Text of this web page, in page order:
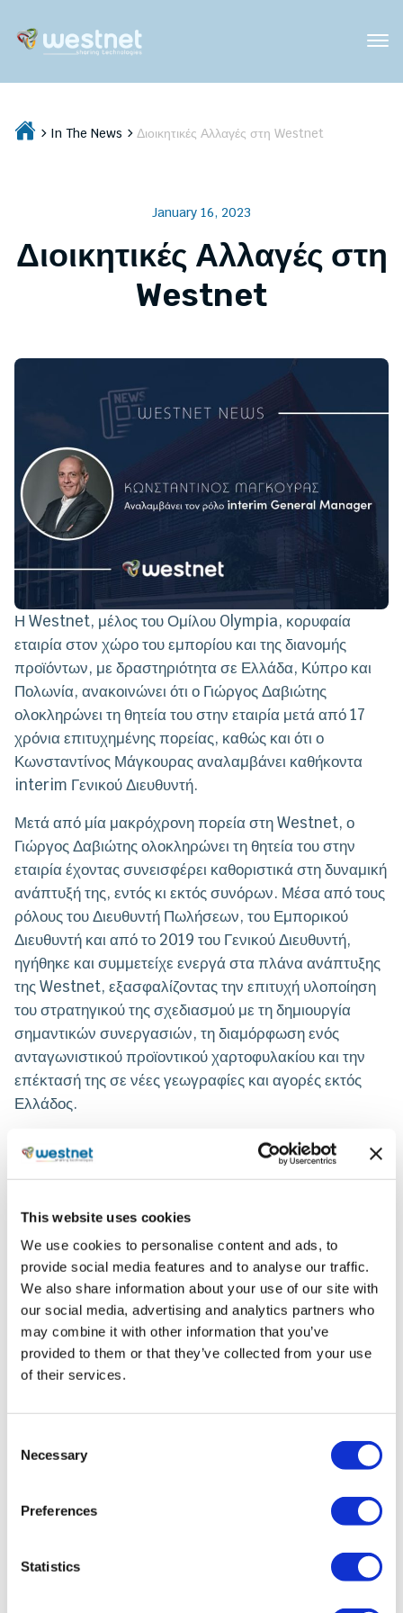
This website uses cookies
We use cookies to personalise content and ads, to
provide social media features and to analyse our traffic.
We also share information about your use of our site with
our social media, advertising and analytics partners who
may combine it with other information that you’ve
provided to them or that they’ve collected from your use
of their services.
Selection
Necessary
Preferences
Statistics
In The News Διοικητικές Αλλαγές στη Westnet
January 16, 2023
Διοικητικές Αλλαγές στη
Westnet
Η Westnet, μέλος του Ομίλου Olympia, κορυφαία
εταιρία στον χώρο του εμπορίου και της διανομής
προϊόντων, με δραστηριότητα σε Ελλάδα, Κύπρο και
Πολωνία, ανακοινώνει ότι ο Γιώργος Δαβιώτης
ολοκληρώνει τη θητεία του στην εταιρία μετά από 17
χρόνια επιτυχημένης πορείας, καθώς και ότι ο
Κωνσταντίνος Μάγκουρας αναλαμβάνει καθήκοντα
interim Γενικού Διευθυντή.
Μετά από μία μακρόχρονη πορεία στη Westnet, ο
Γιώργος Δαβιώτης ολοκληρώνει τη θητεία του στην
εταιρία έχοντας συνεισφέρει καθοριστικά στη δυναμική
ανάπτυξή της, εντός κι εκτός συνόρων. Μέσα από τους
ρόλους του Διευθυντή Πωλήσεων, του Εμπορικού
Διευθυντή και από το 2019 του Γενικού Διευθυντή,
ηγήθηκε και συμμετείχε ενεργά στα πλάνα ανάπτυξης
της Westnet, εξασφαλίζοντας την επιτυχή υλοποίηση
του στρατηγικού της σχεδιασμού με τη δημιουργία
σημαντικών συνεργασιών, τη διαμόρφωση ενός
ανταγωνιστικού προϊοντικού χαρτοφυλακίου και την
επέκτασή της σε νέες γεωγραφίες και αγορές εκτός
Ελλάδος.
Τη θέση του interim Γενικού Διευθυντή στη Westnet
αναλαμβάνει ο Κωνσταντίνος Μάγκουρας, Chief
πολυσχιδή εμπειρία στον χώρο των Πωλήσεων και
των Οικονομικών και μακροχρόνια σταδιοδρομία στον
Όμιλο Olympia, εντάχθηκε στο δυναμικό του το 2010
αναλαμβάνοντας σειρά θέσεων ευθύνης. Το 2018
ανέλαβε στη Westnet τον ρόλο του Chief Financial
Officer και αργότερα προήχθη σε Chief Operating
Officer έχοντας στην ευθύνη του τις Διευθύνσεις των
Finance, Legal, Logistics, Service και IT. Είναι
Τραπεζική στο ΟΠΑ.
Ομίλου Olympia και πρόεδρος του Δ.Σ. της Westnet,
ανέφερε: «Θα ήθελα να ευχαριστήσω από καρδιάς τον
δέσμευσή του στην εταιρία όλα αυτά τα χρόνια. Με τις